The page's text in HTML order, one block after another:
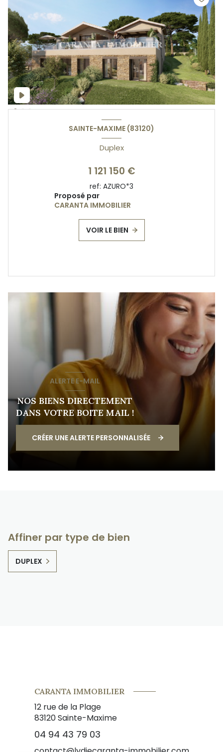
SAINTE-MAXIME (83120)
Duplex
1 121 150 €
ref: AZURO*3
Proposé par
CARANTA IMMOBILIER
VOIR LE BIEN
ALERTE E-MAIL
NOS BIENS DIRECTEMENT
DANS VOTRE BOITE MAIL !
CRÉER UNE ALERTE PERSONNALISÉE
Affiner par type de bien
DUPLEX
CARANTA IMMOBILIER
12 rue de la Plage
83120Sainte-Maxime
04 94 43 79 03